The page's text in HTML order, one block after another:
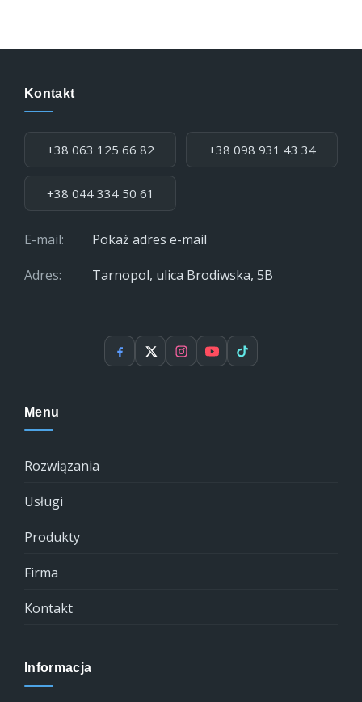
Kontakt
+38 063 125 66 82 +38 098 931 43 34
+38 044 334 50 61
E-mail:
Pokaż adres e-mail
Adres:
Tarnopol, ulica Brodiwska, 5B
Facebook
X Instagram
YouTubeTikTok
Menu
Rozwiązania
Usługi
Produkty
Firma
Kontakt
Informacja